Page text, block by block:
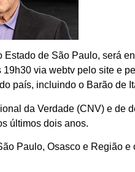
de São Paulo, será
via webtv pelo site e
país, incluindo o Barão de
da Verdade (CNV) e de
últimos dois anos.
Paulo, Osasco e Região e